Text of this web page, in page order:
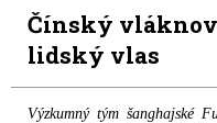
Čínský
lidský vlas
Výzkumný tým šanghajské